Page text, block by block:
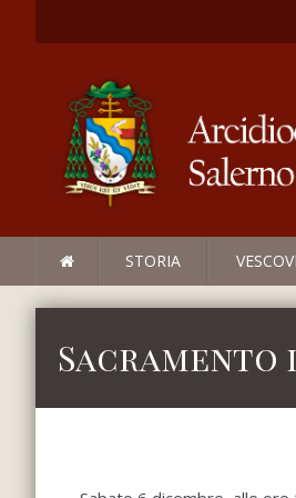
STORIA VESCOVI
Sacramento